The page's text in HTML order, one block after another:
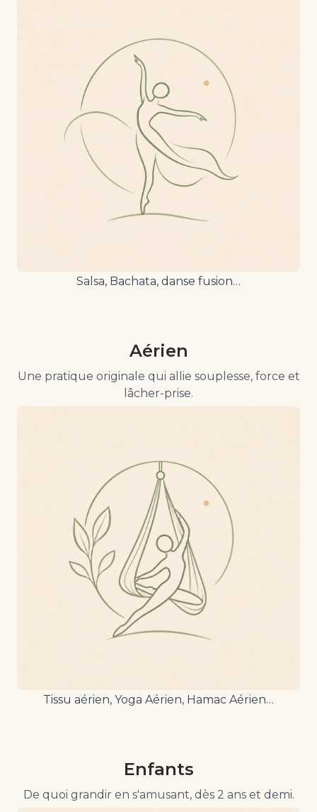
Salsa, Bachata, danse fusion…
Aérien
Une pratique originale qui allie souplesse, force et
lâcher-prise.
Tissu aérien, Yoga Aérien, Hamac Aérien…
Enfants
De quoi grandir en s'amusant, dès 2 ans et demi.